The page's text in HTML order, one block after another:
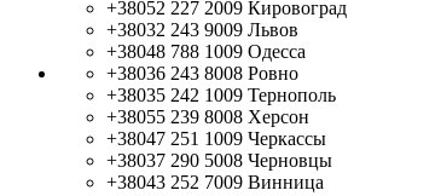
+38052 227 2009 Кировоград
+38032 243 9009 Львов
+38048 788 1009 Одесса
+38036 243 8008 Ровно
+38035 242 1009 Тернополь
+38055 239 8008 Херсон
+38047 251 1009 Черкассы
+38037 290 5008 Черновцы
+38043 252 7009 Винница